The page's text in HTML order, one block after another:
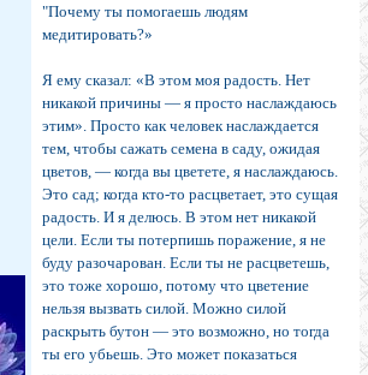
"Почему ты помогаешь людям
медитировать?»
Я ему сказал: «В этом моя радость. Нет
никакой причины — я просто наслаждаюсь
этим». Просто как человек наслаждается
тем, чтобы сажать семена в саду, ожидая
цветов, — когда вы цветете, я наслаждаюсь.
Это сад; когда кто-то расцветает, это сущая
радость. И я делюсь. В этом нет никакой
цели. Если ты потерпишь поражение, я не
буду разочарован. Если ты не расцве­тешь,
это тоже хорошо, потому что цветение
нельзя вы­звать силой. Можно силой
раскрыть бутон — это воз­можно, но тогда
ты его убьешь. Это может показаться